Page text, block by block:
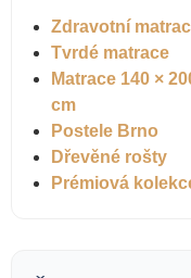
Zdravotní
Tvrdé matrace
Matrace 140 ×
cm
Postele Brno
Dřevěné rošty
Prémiová